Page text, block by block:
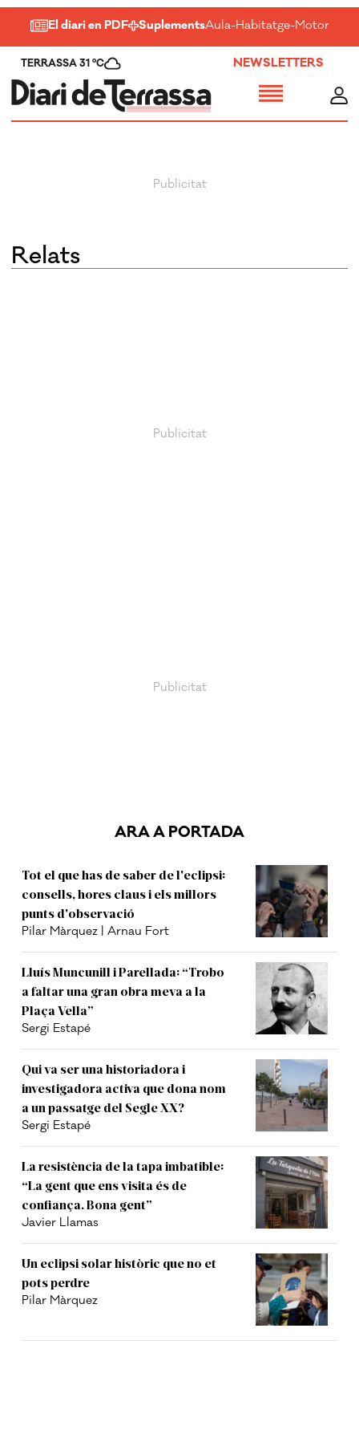
El diari en PDF SuplementsAula-Habitatge-Motor-
TERRASSA 31 ºC NEWSLETTERS
Relats
ARA A PORTADA
Tot el que has de saber de l'eclipsi:
consells, hores claus i els millors
punts d'observació
Pilar Màrquez | Arnau Fort
Lluís Muncunill i Parellada: “Trobo
a faltar una gran obra meva a la
Plaça Vella”
Sergi Estapé
Qui va ser una historiadora i
investigadora activa que dona nom
a un passatge del Segle XX?
Sergi Estapé
La resistència de la tapa imbatible:
“La gent que ens visita és de
confiança. Bona gent”
Javier Llamas
Un eclipsi solar històric que no et
pots perdre
Pilar Màrquez